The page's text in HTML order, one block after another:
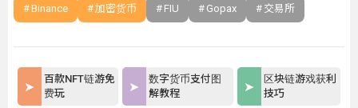
Binance 加密货币 FIU Gopax 交易所
百款NFT链游免
费玩
数字货币支付图
解教程
区块链游戏获利
技巧